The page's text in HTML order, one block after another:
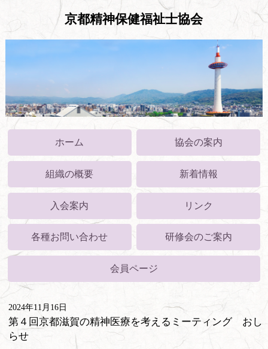
京都精神保健福祉士協会
ホーム 協会の案内
組織の概要 新着情報
入会案内 リンク
各種お問い合わせ 研修会のご案内
会員ページ
2024年11月16日
第４回京都滋賀の精神医療を考えるミーティング おし
らせ